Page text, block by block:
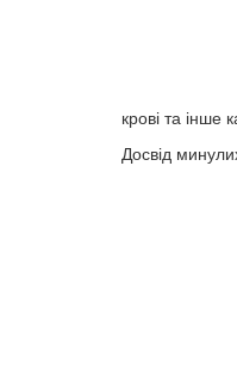
крові та інше
Досвід